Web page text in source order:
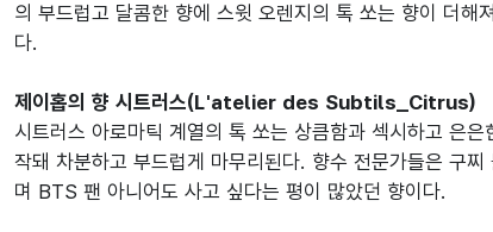
의 부드럽고 달콤한 향에 스윗 오렌지의 톡 쏘는 향이 더
다.
제이홉의 향 시트러스(L'atelier des Subtils_Citrus)
시트러스 아로마틱 계열의 톡 쏘는 상큼함과 섹시하고 은
작돼 차분하고 부드럽게 마무리된다. 향수 전문가들은 구
며 BTS 팬 아니어도 사고 싶다는 평이 많았던 향이다.